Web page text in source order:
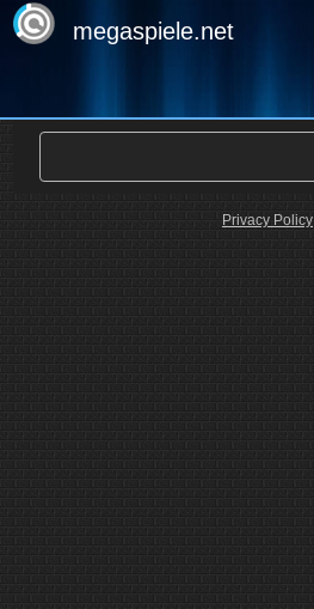
megaspiele.net
Privacy Policy